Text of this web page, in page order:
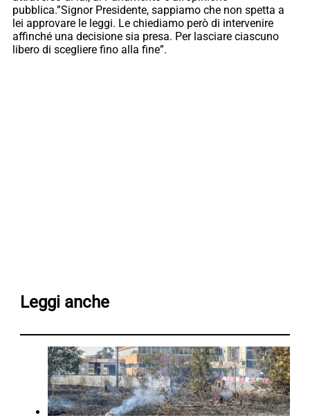
pubblica.”Signor Presidente, sappiamo che non spetta a
lei approvare le leggi. Le chiediamo però di intervenire
affinché una decisione sia presa. Per lasciare ciascuno
libero di scegliere fino alla fine”.
Leggi anche